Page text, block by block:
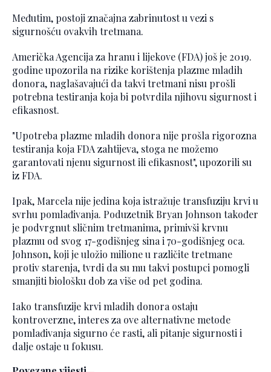
Međutim, postoji značajna zabrinutost u vezi s
sigurnošću ovakvih tretmana.
Američka Agencija za hranu i lijekove (FDA) još je 2019.
godine upozorila na rizike korištenja plazme mladih
donora, naglašavajući da takvi tretmani nisu prošli
potrebna testiranja koja bi potvrdila njihovu sigurnost i
efikasnost.
"Upotreba plazme mladih donora nije prošla rigorozna
testiranja koja FDA zahtijeva, stoga ne možemo
garantovati njenu sigurnost ili efikasnost", upozorili su
iz FDA.
Ipak, Marcela nije jedina koja istražuje transfuziju krvi u
svrhu pomlađivanja. Poduzetnik Bryan Johnson također
je podvrgnut sličnim tretmanima, primivši krvnu
plazmu od svog 17-godišnjeg sina i 70-godišnjeg oca.
Johnson, koji je uložio milione u različite tretmane
protiv starenja, tvrdi da su mu takvi postupci pomogli
smanjiti biološku dob za više od pet godina.
Iako transfuzije krvi mladih donora ostaju
kontroverzne, interes za ove alternativne metode
pomlađivanja sigurno će rasti, ali pitanje sigurnosti i
dalje ostaje u fokusu.